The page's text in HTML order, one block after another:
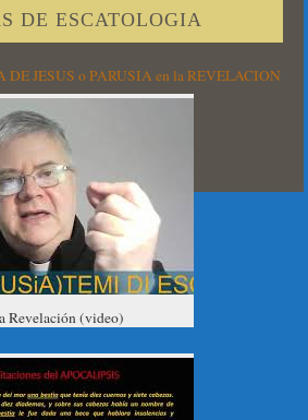
DE ESCATOLOGIA
JESUS o PARUSIA en la REVELACION
Revelación (video)